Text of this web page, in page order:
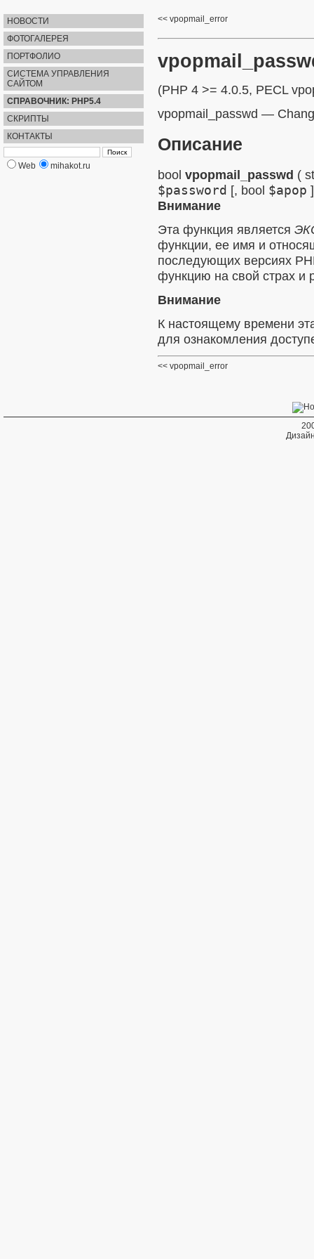
НОВОСТИ
ФОТОГАЛЕРЕЯ
ПОРТФОЛИО
СИСТЕМА УПРАВЛЕНИЯ
САЙТОМ
СПРАВОЧНИК: PHP5.4
СКРИПТЫ
КОНТАКТЫ
Web mihakot.ru
vpopmail_error
(PHP 4 >= 4.0.5, PECL
vpopmail_passwd —
Описание
bool vpopmail_passwd (
$password [, bool $apop
Внимание
Эта функция является
функции, ее имя и
последующих версиях
функцию на свой страх и
Внимание
К настоящему времени
для ознакомления
vpopmail_error